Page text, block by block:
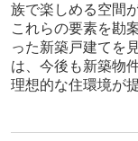
族で楽しめる空間
これらの要素を勘
った新築戸建てを
は、今後も新築物
理想的な住環境が